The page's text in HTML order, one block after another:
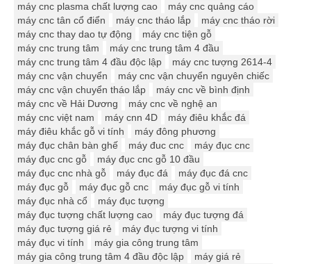
máy cnc plasma chất lượng cao
máy cnc quảng cáo
máy cnc tân cổ điển
máy cnc tháo lắp
máy cnc tháo rời
máy cnc thay dao tự động
máy cnc tiện gỗ
máy cnc trung tâm
máy cnc trung tâm 4 đầu
máy cnc trung tâm 4 đầu độc lập
máy cnc tượng 2614-4
máy cnc vận chuyển
máy cnc vận chuyển nguyên chiếc
máy cnc vận chuyển tháo lắp
máy cnc về bình định
máy cnc về Hải Dương
máy cnc về nghệ an
máy cnc việt nam
máy cnn 4D
máy điêu khắc đá
máy điêu khắc gỗ vi tính
máy đông phương
máy đục chân bàn ghế
máy đuc cnc
máy đục cnc
máy đục cnc gỗ
máy đục cnc gỗ 10 đầu
máy đục cnc nhà gỗ
máy đục đá
máy đục đá cnc
máy đục gỗ
máy đục gỗ cnc
máy đục gỗ vi tính
máy đục nhà cổ
máy đục tượng
máy đục tượng chất lượng cao
máy đục tượng đá
máy đục tượng giá rẻ
máy đục tượng vi tính
máy đục vi tính
máy gia công trung tâm
máy gia công trung tâm 4 đầu độc lập
máy giá rẻ